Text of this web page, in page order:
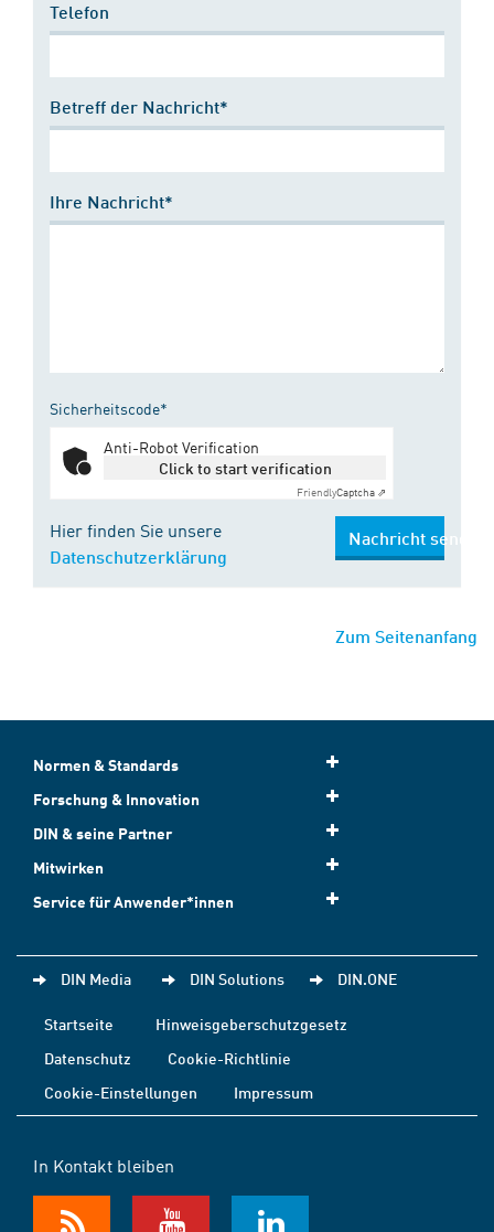
Telefon
Betreff der Nachricht*
Ihre Nachricht*
Sicherheitscode*
Anti-Robot Verification
Click to start verification
FriendlyCaptcha ⇗
Hier finden Sie unsere
Datenschutzerklärung
Nachricht senden
Zum Seitenanfang
Normen & Standards
Forschung & Innovation
DIN & seine Partner
Mitwirken
Service für Anwender*innen
DIN Media DIN Solutions DIN.ONE
Startseite
Hinweisgeberschutzgesetz
Datenschutz
Cookie-Richtlinie
Cookie-Einstellungen
Impressum
In Kontakt bleiben